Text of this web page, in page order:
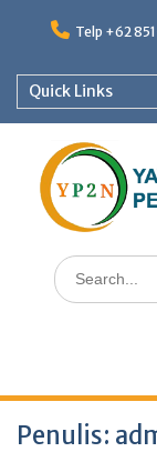
Telp +62
Quick Links
Search
for:
Penulis: